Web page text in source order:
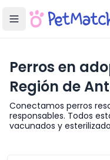
Perros en
Región de
Conectamos perros
responsables. Todos
vacunados y